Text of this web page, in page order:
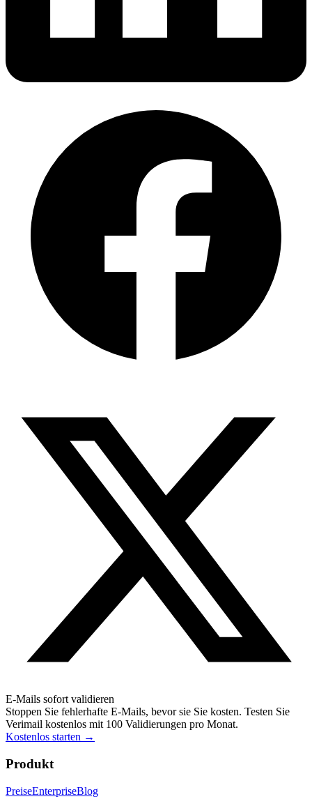
E-Mails sofort validieren
Stoppen Sie fehlerhafte E-Mails, bevor sie Sie kosten. Testen Sie
Verimail kostenlos mit 100 Validierungen pro Monat.
Kostenlos starten →
Produkt
PreiseEnterpriseBlog